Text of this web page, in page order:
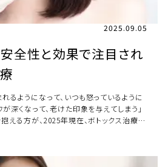
2025.09.05
安全性と効果で注目され
るようになって、いつも怒っているように
深くなって、老けた印象を与えてしまう」
える方が、2025年現在、ボトックス治療に